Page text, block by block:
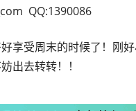
QQ:1390086
享受周末的时候了！刚
出去转转！！